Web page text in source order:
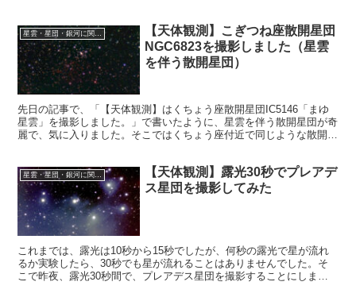
星雲・星団・銀河に関する情報
【天体観測】こぎつね座散開星団
NGC6823を撮影しました（星雲
を伴う散開星団）
先日の記事で、「【天体観測】はくちょう座散開星団IC5146「まゆ
星雲」を撮影しました。」で書いたように、星雲を伴う散開星団が奇
麗で、気に入りました。そこではくちょう座付近で同じような散開星
星雲・星団・銀河に関する情報
【天体観測】露光30秒でプレアデ
ス星団を撮影してみた
これまでは、露光は10秒から15秒でしたが、何秒の露光で星が流れ
るか実験したら、30秒でも星が流れることはありませんでした。そ
こで昨夜、露光30秒間で、プレアデス星団を撮影することにしまし